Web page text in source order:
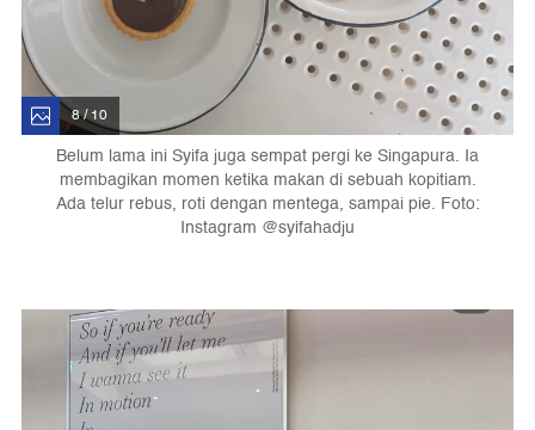
8 / 10
Belum lama ini Syifa juga sempat pergi ke Singapura. Ia
membagikan momen ketika makan di sebuah kopitiam.
Ada telur rebus, roti dengan mentega, sampai pie. Foto:
Instagram @syifahadju